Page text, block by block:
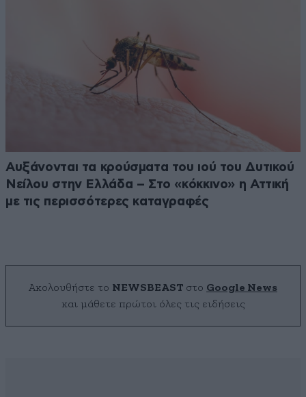
Αυξάνονται τα κρούσματα του ιού του Δυτικού
Νείλου στην Ελλάδα – Στο «κόκκινο» η Αττική
με τις περισσότερες καταγραφές
Ακολουθήστε το NEWSBEAST στο Google News
και μάθετε πρώτοι όλες τις ειδήσεις